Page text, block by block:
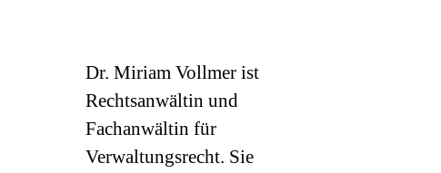
Dr. Miriam Vollmer ist
Rechtsanwältin und
Fachanwältin für
Verwaltungsrecht. Sie